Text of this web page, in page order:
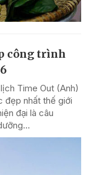
công trình
Time Out (Anh)
đẹp nhất thế giới
đại là câu